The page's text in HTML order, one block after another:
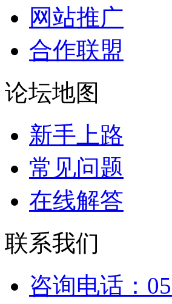
网站推广
合作联盟
论坛地图
新手上路
常见问题
在线解答
联系我们
咨询电话：